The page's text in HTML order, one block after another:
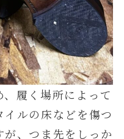
履く場所によって
ルの床などを傷つ
、つま先をしっか